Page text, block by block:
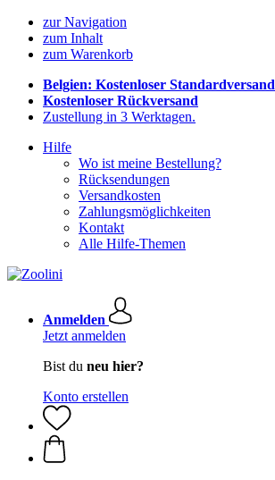
zur Navigation
zum Inhalt
zum Warenkorb
Belgien: Kostenloser Standardversand
Kostenloser Rückversand
Zustellung in 3 Werktagen.
Hilfe
Wo ist meine Bestellung?
Rücksendungen
Versandkosten
Zahlungsmöglichkeiten
Kontakt
Alle Hilfe-Themen
Anmelden
Jetzt anmelden
Bist du neu hier?
Konto erstellen